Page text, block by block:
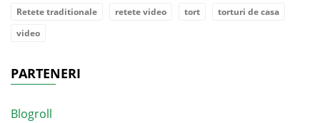
Retete traditionale
retete video tort
torturi de casa
video
PARTENERI
Blogroll